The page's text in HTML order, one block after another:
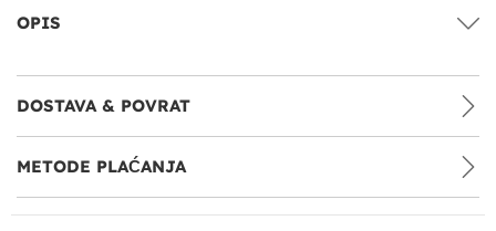
OPIS
DOSTAVA & POVRAT
METODE PLAĆANJA